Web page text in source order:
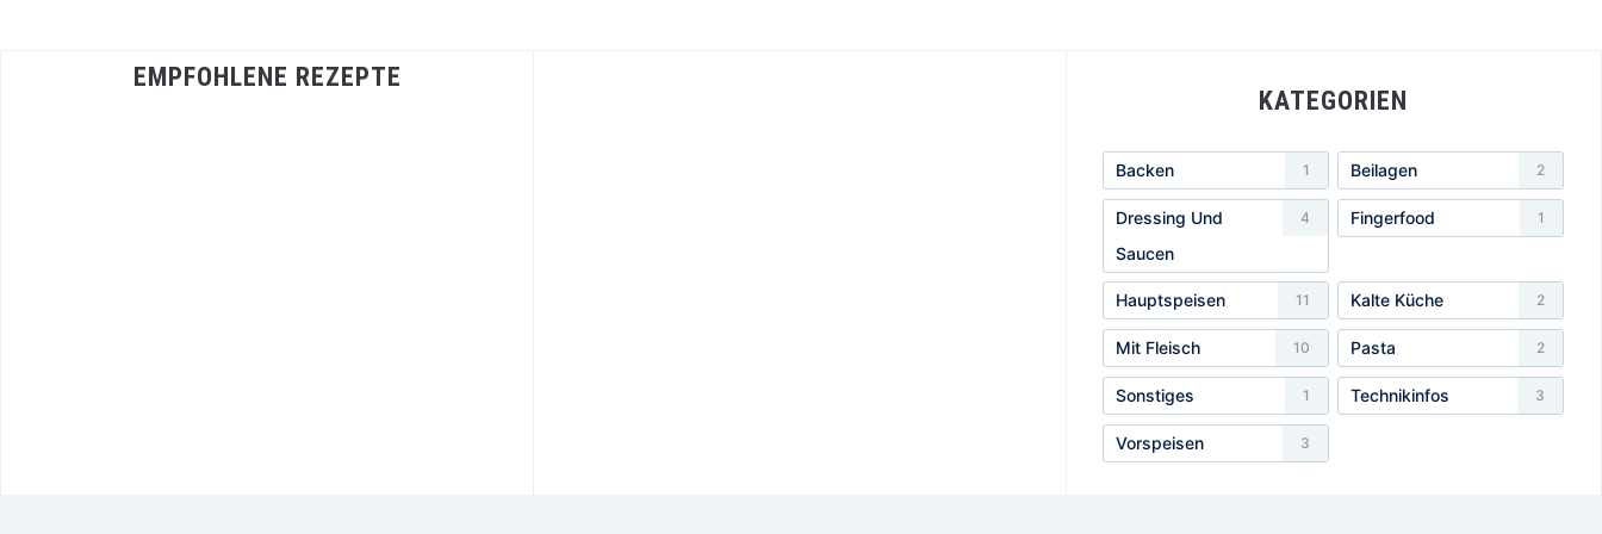
EMPFOHLENE REZEPTE
KATEGORIEN
Backen 1 Beilagen 2
Dressing Und
Saucen
4 Fingerfood 1
Hauptspeisen 11 Kalte Küche 2
Mit Fleisch 10 Pasta 2
Sonstiges 1 Technikinfos 3
Vorspeisen 3